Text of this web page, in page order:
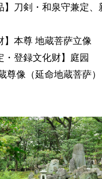
】刀剣・和泉守兼定、
】本尊 地蔵菩萨立像
・登録文化财】庭园
尊像（延命地蔵菩萨）